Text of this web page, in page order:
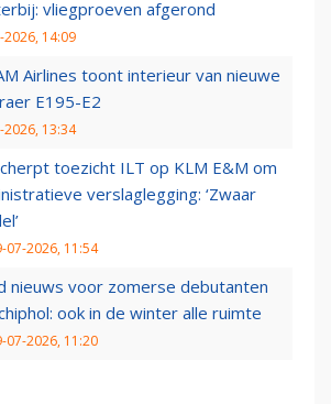
vliegproeven afgerond
2026, 14:09
Airlines toont interieur van nieuwe
E195-E2
2026, 13:34
toezicht ILT op KLM E&M om
verslaglegging: ‘Zwaar
07-2026, 11:54
nieuws voor zomerse debutanten
ook in de winter alle ruimte
07-2026, 11:20